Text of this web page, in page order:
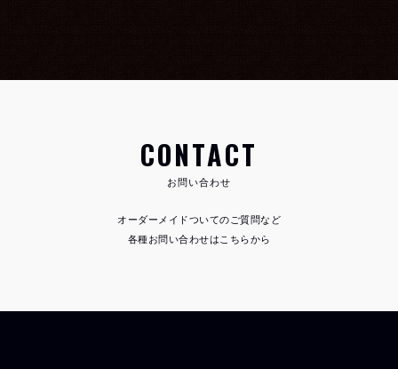
CONTACT
お問い合わせ
オーダーメイドついてのご質問など
各種お問い合わせはこちらから